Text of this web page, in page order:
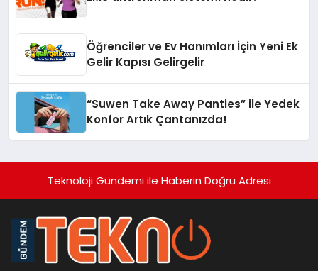
Öğrenciler ve Ev Hanımları İçin Yeni Ek
Gelir Kapısı Gelirgelir
“Suwen Take Away Panties” ile Yedek
Konfor Artık Çantanızda!
Teknoloji Gündemi ile Haberin Doğru Adresi